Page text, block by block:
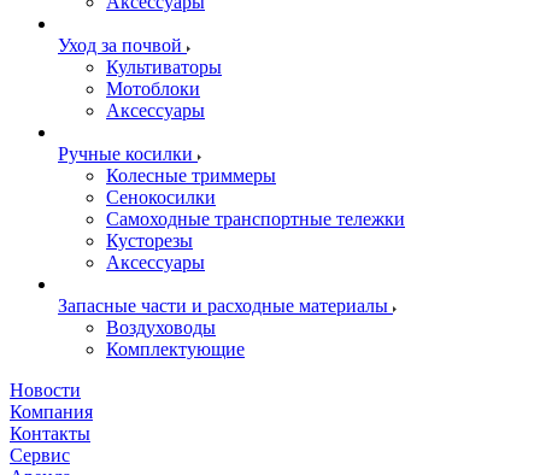
Уход за почвой
Культиваторы
Мотоблоки
Аксессуары
Ручные косилки
Колесные триммеры
Сенокосилки
Самоходные транспортные тележки
Кусторезы
Аксессуары
Запасные части и расходные материалы
Воздуховоды
Комплектующие
Новости
Компания
Контакты
Сервис